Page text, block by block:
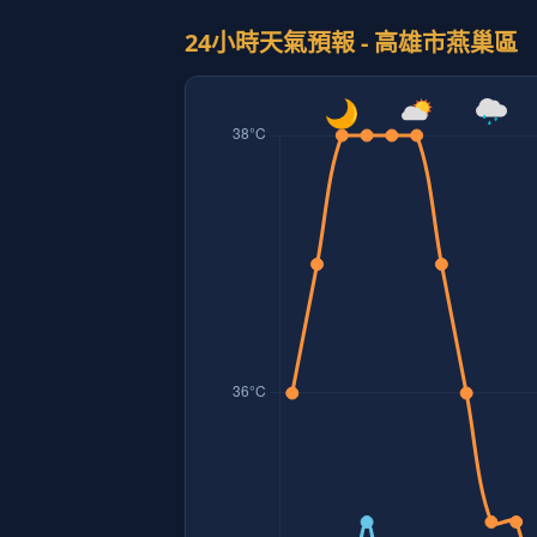
24小時天氣預報 - 高雄市燕巢區